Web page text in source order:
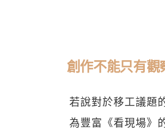
創作不能只有
若說對於移工議題
為豐富《看現場》